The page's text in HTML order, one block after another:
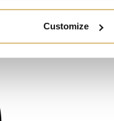
Customize